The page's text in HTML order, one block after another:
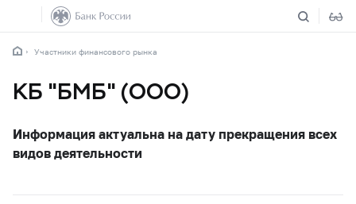
Участники финансового рынка
КБ "БМБ" (ООО)
Информация актуальна на дату прекращения всех
видов деятельности